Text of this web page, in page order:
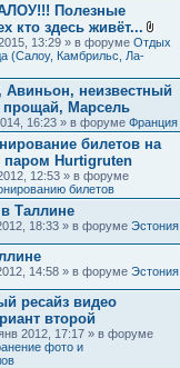
Полезные
кто здесь живёт...
В
л
ж
е
и
я
13:29 » в форуме Отдых
(Салоу, Камбрильс, Ла-
неизвестный
Марсель
16:23 » в форуме Франция
билетов на
паром Hurtigruten
12:53 » в форуме
билетов
Таллине
18:33 » в форуме Эстония
14:58 » в форуме Эстония
ресайз видео
второй
2012, 17:17 » в форуме
фото и